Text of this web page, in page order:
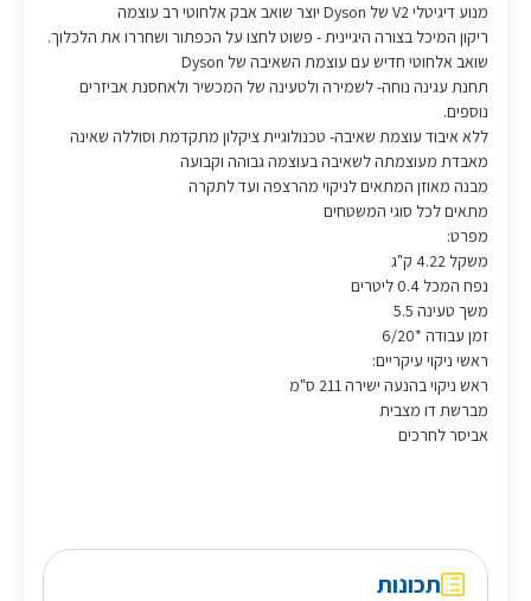
מנוע דיגיטלי V2 של Dyson יוצר שואב אבק אלחוטי רב עוצמה
ריקון המיכל בצורה היגיינית - פשוט לחצו על הכפתור ושחררו את הלכלוך.
שואב אלחוטי חדיש עם עוצמת השאיבה של Dyson
תחנת עגינה נוחה- לשמירה ולטעינה של המכשיר ולאחסנת אביזרים
נוספים.
ללא איבוד עוצמת שאיבה- טכנולוגיית ציקלון מתקדמת וסוללה שאינה
מאבדת מעוצמתה לשאיבה בעוצמה גבוהה וקבועה
מבנה מאוזן המתאים לניקוי מהרצפה ועד לתקרה
מתאים לכל סוגי המשטחים
מפרט:
משקל 4.22 ק"ג
נפח המכל 0.4 ליטרים
משך טעינה 5.5
זמן עבודה *6/20
ראשי ניקוי עיקריים:
ראש ניקוי בהנעה ישירה 211 ס"מ
מברשת דו מצבית
אביסר לחרכים
תכונות